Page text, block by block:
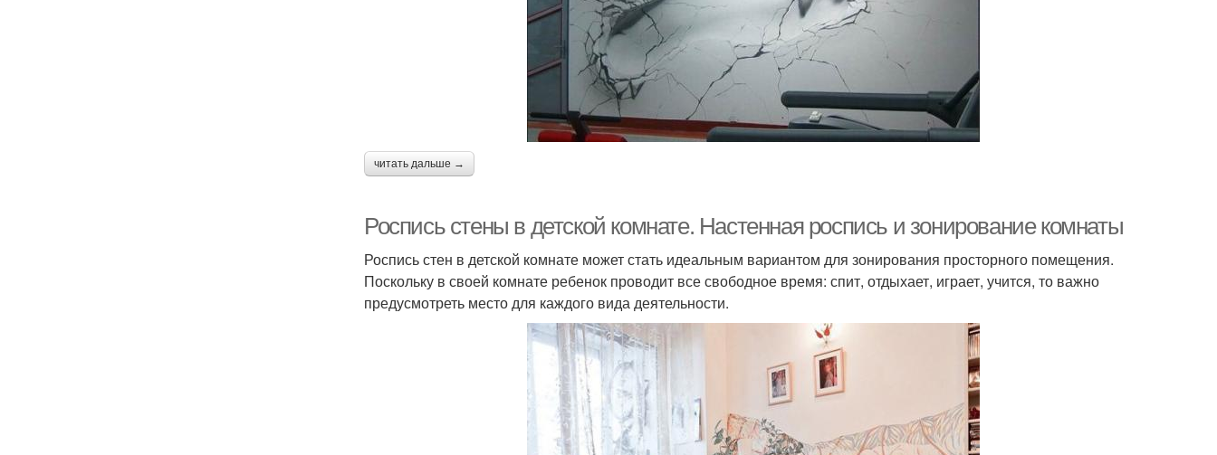
читать дальше →
Роспись стены в детской комнате. Настенная роспись и зонирование комнаты
Роспись стен в детской комнате может стать идеальным вариантом для зонирования просторного помещения.
Поскольку в своей комнате ребенок проводит все свободное время: спит, отдыхает, играет, учится, то важно
предусмотреть место для каждого вида деятельности.